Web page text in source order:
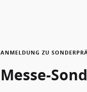
ANMELDUNG ZU
Messe-